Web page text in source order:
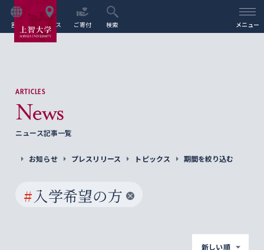
言語 アクセス ご寄付 検索 メニュー
ARTICLES
News
ニュース記事一覧
お知らせ プレスリリース トピックス 期間を絞り込む
#入学希望の方
新しい順